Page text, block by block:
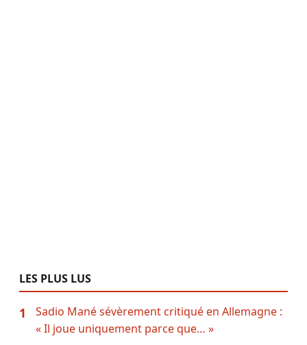
LES PLUS LUS
1
Sadio Mané sévèrement critiqué en Allemagne :
« Il joue uniquement parce que… »